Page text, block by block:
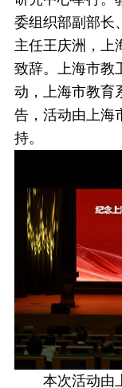
委组织部副部长
主任王庆洲，上
致辞。上海市教
动，上海市教育
告，活动由上海
持。
本次活动由